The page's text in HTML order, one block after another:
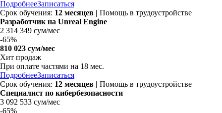
ПодробнееЗаписаться
Срок обучения: 12 месяцев | Помощь в трудоустройстве
Разработчик на Unreal Engine
2 314 349 сум/мес
-65%
810 023 сум/мес
Хит продаж
При оплате частями на 18 мес.
ПодробнееЗаписаться
Срок обучения: 12 месяцев | Помощь в трудоустройстве
Специалист по кибербезопасности
3 092 533 сум/мес
-65%